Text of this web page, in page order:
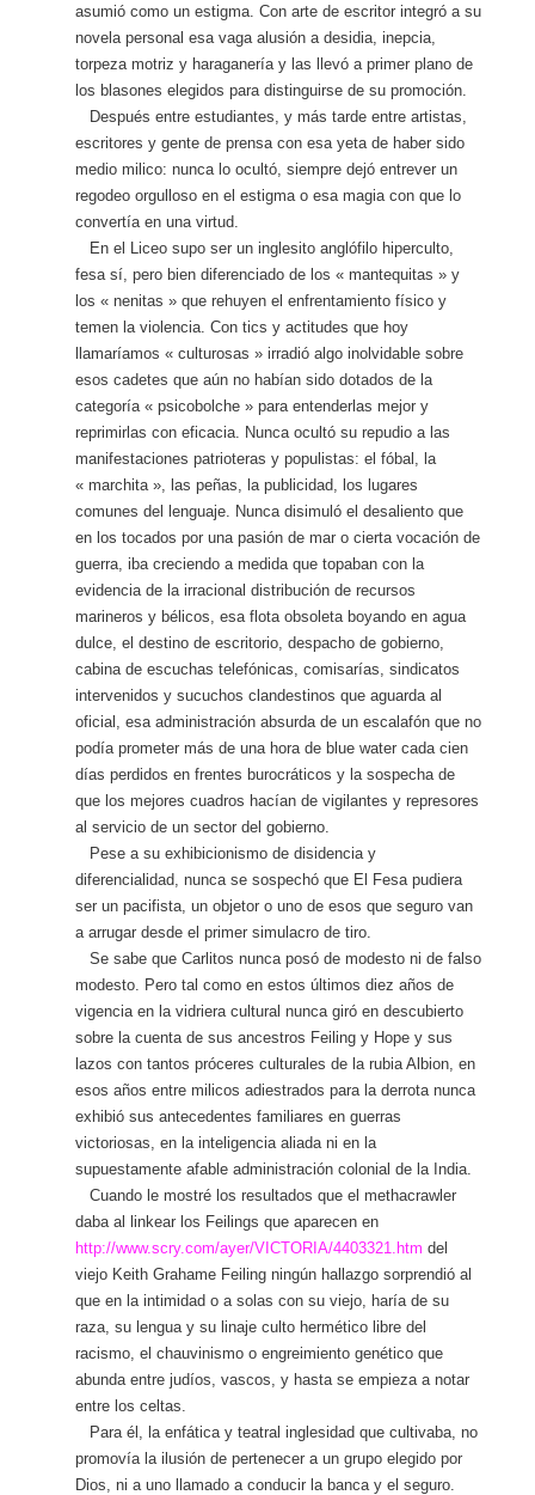
asumió como un estigma. Con arte de escritor integró a su
novela personal esa vaga alusión a desidia, inepcia,
torpeza motriz y haraganería y las llevó a primer plano de
los blasones elegidos para distinguirse de su promoción.
Después entre estudiantes, y más tarde entre artistas,
escritores y gente de prensa con esa yeta de haber sido
medio milico: nunca lo ocultó, siempre dejó entrever un
regodeo orgulloso en el estigma o esa magia con que lo
convertía en una virtud.
En el Liceo supo ser un inglesito anglófilo hiperculto,
fesa sí, pero bien diferenciado de los « mantequitas » y
los « nenitas » que rehuyen el enfrentamiento físico y
temen la violencia. Con tics y actitudes que hoy
llamaríamos « culturosas » irradió algo inolvidable sobre
esos cadetes que aún no habían sido dotados de la
categoría « psicobolche » para entenderlas mejor y
reprimirlas con eficacia. Nunca ocultó su repudio a las
manifestaciones patrioteras y populistas: el fóbal, la
« marchita », las peñas, la publicidad, los lugares
comunes del lenguaje. Nunca disimuló el desaliento que
en los tocados por una pasión de mar o cierta vocación de
guerra, iba creciendo a medida que topaban con la
evidencia de la irracional distribución de recursos
marineros y bélicos, esa flota obsoleta boyando en agua
dulce, el destino de escritorio, despacho de gobierno,
cabina de escuchas telefónicas, comisarías, sindicatos
intervenidos y sucuchos clandestinos que aguarda al
oficial, esa administración absurda de un escalafón que no
podía prometer más de una hora de blue water cada cien
días perdidos en frentes burocráticos y la sospecha de
que los mejores cuadros hacían de vigilantes y represores
al servicio de un sector del gobierno.
Pese a su exhibicionismo de disidencia y
diferencialidad, nunca se sospechó que El Fesa pudiera
ser un pacifista, un objetor o uno de esos que seguro van
a arrugar desde el primer simulacro de tiro.
Se sabe que Carlitos nunca posó de modesto ni de falso
modesto. Pero tal como en estos últimos diez años de
vigencia en la vidriera cultural nunca giró en descubierto
sobre la cuenta de sus ancestros Feiling y Hope y sus
lazos con tantos próceres culturales de la rubia Albion, en
esos años entre milicos adiestrados para la derrota nunca
exhibió sus antecedentes familiares en guerras
victoriosas, en la inteligencia aliada ni en la
supuestamente afable administración colonial de la India.
Cuando le mostré los resultados que el methacrawler
daba al linkear los Feilings que aparecen en
http://www.scry.com/ayer/VICTORIA/4403321.htm del
viejo Keith Grahame Feiling ningún hallazgo sorprendió al
que en la intimidad o a solas con su viejo, haría de su
raza, su lengua y su linaje culto hermético libre del
racismo, el chauvinismo o engreimiento genético que
abunda entre judíos, vascos, y hasta se empieza a notar
entre los celtas.
Para él, la enfática y teatral inglesidad que cultivaba, no
promovía la ilusión de pertenecer a un grupo elegido por
Dios, ni a uno llamado a conducir la banca y el seguro.